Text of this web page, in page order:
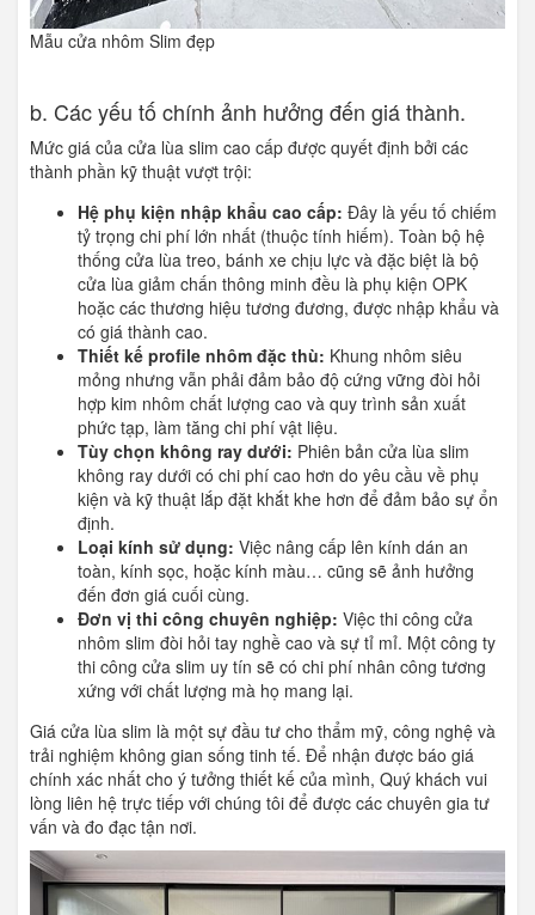
Mẫu cửa nhôm Slim đẹp
b. Các yếu tố chính ảnh hưởng đến giá thành.
Mức giá của cửa lùa slim cao cấp được quyết định bởi các
thành phần kỹ thuật vượt trội:
Hệ phụ kiện nhập khẩu cao cấp: Đây là yếu tố chiếm
tỷ trọng chi phí lớn nhất (thuộc tính hiếm). Toàn bộ hệ
thống cửa lùa treo, bánh xe chịu lực và đặc biệt là bộ
cửa lùa giảm chấn thông minh đều là phụ kiện OPK
hoặc các thương hiệu tương đương, được nhập khẩu và
có giá thành cao.
Thiết kế profile nhôm đặc thù: Khung nhôm siêu
mỏng nhưng vẫn phải đảm bảo độ cứng vững đòi hỏi
hợp kim nhôm chất lượng cao và quy trình sản xuất
phức tạp, làm tăng chi phí vật liệu.
Tùy chọn không ray dưới: Phiên bản cửa lùa slim
không ray dưới có chi phí cao hơn do yêu cầu về phụ
kiện và kỹ thuật lắp đặt khắt khe hơn để đảm bảo sự ổn
định.
Loại kính sử dụng: Việc nâng cấp lên kính dán an
toàn, kính sọc, hoặc kính màu… cũng sẽ ảnh hưởng
đến đơn giá cuối cùng.
Đơn vị thi công chuyên nghiệp: Việc thi công cửa
nhôm slim đòi hỏi tay nghề cao và sự tỉ mỉ. Một công ty
thi công cửa slim uy tín sẽ có chi phí nhân công tương
xứng với chất lượng mà họ mang lại.
Giá cửa lùa slim là một sự đầu tư cho thẩm mỹ, công nghệ và
trải nghiệm không gian sống tinh tế. Để nhận được báo giá
chính xác nhất cho ý tưởng thiết kế của mình, Quý khách vui
lòng liên hệ trực tiếp với chúng tôi để được các chuyên gia tư
vấn và đo đạc tận nơi.